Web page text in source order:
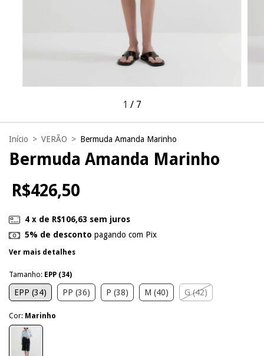
1 / 7
Início > VERÃO > Bermuda Amanda Marinho
Bermuda Amanda Marinho
R$426,50
4 x de R$106,63 sem juros
5% de desconto pagando com Pix
Ver mais detalhes
Tamanho: EPP (34)
EPP (34) PP (36) P (38) M (40) G (42)
Cor: Marinho